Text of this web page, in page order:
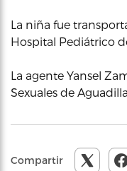
La niña fue
Hospital Pediátrico
La agente Yansel
Sexuales de
Compartir